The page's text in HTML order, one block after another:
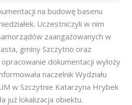
na budowę basenu
Uczestniczyli w nim
zaangażowanych w
gminy Szczytno oraz
dokumentacji wyłoży
naczelnik Wydziału
w Szczytnie Katarzyna Hrybek
już lokalizacja obiektu.